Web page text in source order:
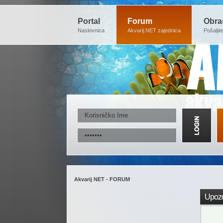
Portal
Naslovnica
Forum
Akvarij.NET zajednica
Akvarij NET - FORUM